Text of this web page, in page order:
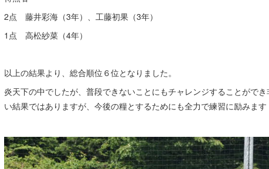
2点 藤井彩海（3年）、工藤初果（3年）
1点 高松紗菜（4年）
以上の結果より、総合順位６位となりました。
炎天下の中でしたが、普段できないことにもチャレンジすることがで
い結果ではありますが、今後の糧とするためにも全力で練習に励みます